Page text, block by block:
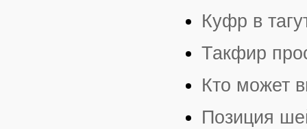
Куфр в
Такфир
Кто может
Позиция